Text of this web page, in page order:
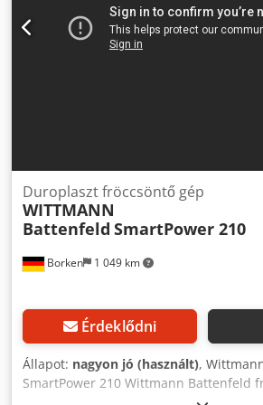
Borken 1 049 km
Duroplaszt fröccsöntő gép
WITTMANN
Battenfeld SmartPower 210
Érdeklődni
Állapot: nagyon jó (használt),
SmartPower 210 Wittmann Battenfeld